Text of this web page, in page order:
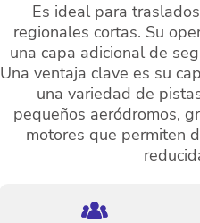
Es ideal para
regionales cortas. Su
una capa adicional de
Una ventaja clave es su
una variedad de
pequeños aeródromos,
motores que permiten